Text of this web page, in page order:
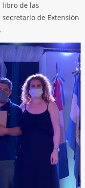
de las
de Extensión